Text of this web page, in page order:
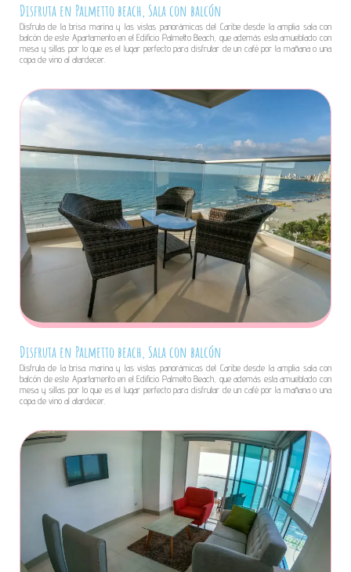
Disfruta en Palmetto beach, Sala con balcón
Disfruta de la brisa marina y las vistas panorámicas del Caribe desde la amplia sala con
balcón de este Apartamento en el Edificio Palmetto Beach, que además esta amueblado con
mesa y sillas por lo que es el lugar perfecto para disfrutar de un café por la mañana o una
copa de vino al atardecer.
Disfruta en Palmetto beach, Sala con balcón
Disfruta de la brisa marina y las vistas panorámicas del Caribe desde la amplia sala con
balcón de este Apartamento en el Edificio Palmetto Beach, que además esta amueblado con
mesa y sillas por lo que es el lugar perfecto para disfrutar de un café por la mañana o una
copa de vino al atardecer.